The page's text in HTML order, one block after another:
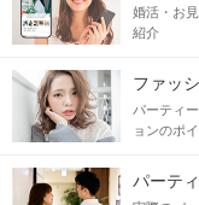
婚活・お
紹介
ファッ
パーティ
ョンのポ
パーテ